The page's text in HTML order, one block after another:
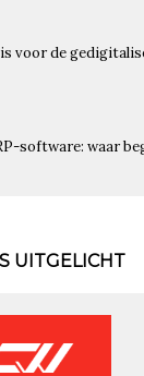
voor de
software: waar
UITGELICHT